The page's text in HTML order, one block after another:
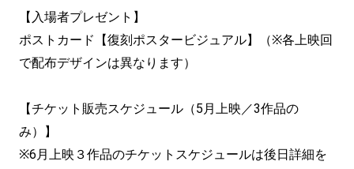
【入場者プレゼント】
ポストカード【復刻ポスタービジュアル】（※各上映回
で配布デザインは異なります）
【チケット販売スケジュール（5月上映／3作品の
み）】
※6月上映３作品のチケットスケジュールは後日詳細を